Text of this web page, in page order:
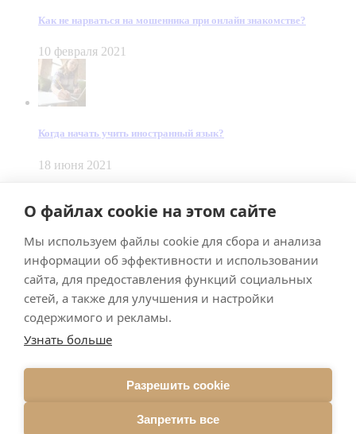
О файлах cookie на этом сайте
Мы используем файлы cookie для сбора и анализа
информации об эффективности и использовании
сайта, для предоставления функций социальных
сетей, а также для улучшения и настройки
содержимого и рекламы.
Узнать больше
Разрешить cookie
Запретить все
Как не нарваться на мошенника при онлайн знакомстве?
10 февраля 2021
Когда начать учить иностранный язык?
18 июня 2021
Made bySmart Team
ImpressumDatenschutz
Подписывайтесь на меня в Телеграм
Подписаться
Брачное агентство в Германии